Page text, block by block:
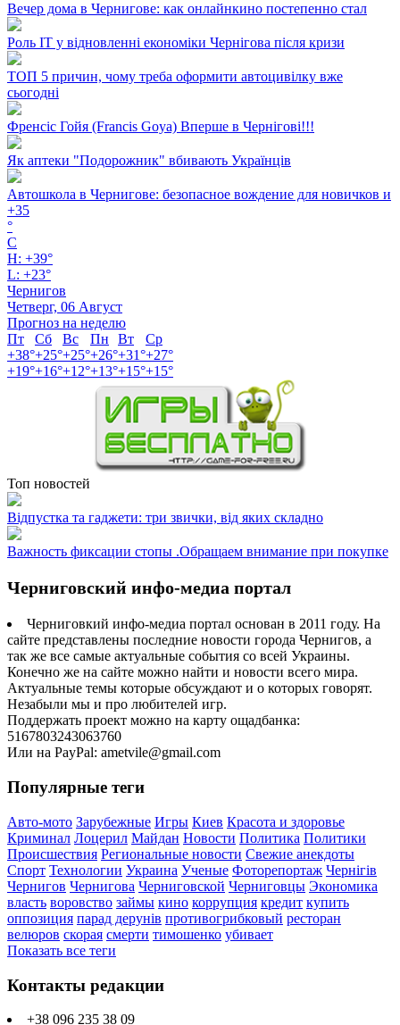
Вечер дома в Чернигове: как онлайнкино постепенно стал
Роль ІТ у відновленні економіки Чернігова після кризи
ТОП 5 причин, чому треба оформити автоцивілку вже
сьогодні
Френсіс Гойя (Francis Goya) Вперше в Чернігові!!!
Як аптеки "Подорожник" вбивають Українців
Автошкола в Чернигове: безопасное вождение для новичков и
+35
°
C
H: +39°
L: +23°
Чернигов
Четверг, 06 Август
Прогноз на неделю
Пт
Сб Вс Пн Вт
Ср
+38°+25°+25°+26°+31°+27°
+19°+16°+12°+13°+15°+15°
Топ новостей
Відпустка та гаджети: три звички, від яких складно
Важность фиксации стопы .Обращаем внимание при покупке
Черниговский инфо-медиа портал
Черниговкий инфо-медиа портал основан в 2011 году. На
сайте представлены последние новости города Чернигов, а
так же все самые актуальные события со всей Украины.
Конечно же на сайте можно найти и новости всего мира.
Актуальные темы которые обсуждают и о которых говорят.
Незабыли мы и про любителей игр.
Поддержать проект можно на карту ощадбанка:
5167803243063760
Или на PayPal: ametvile@gmail.com
Популярные теги
Авто-мото Зарубежные Игры Киев Красота и здоровье
Криминал Лоцерил Майдан Новости Политика Политики
Происшествия Региональные новости Свежие анекдоты
Спорт Технологии Украина Ученые Фоторепортаж Чернігів
Чернигов Чернигова Черниговской Черниговцы Экономика
власть воровство займы кино коррупция кредит купить
оппозиция парад дерунів противогрибковый ресторан
велюров скорая смерти тимошенко убивает
Показать все теги
Контакты редакции
+38 096 235 38 09